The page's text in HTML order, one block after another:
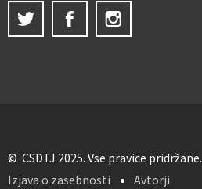
Twitter
Facebook
© CSDTJ 2025. Vse pravice pridržane.
Izjava o zasebnosti
Avtorji